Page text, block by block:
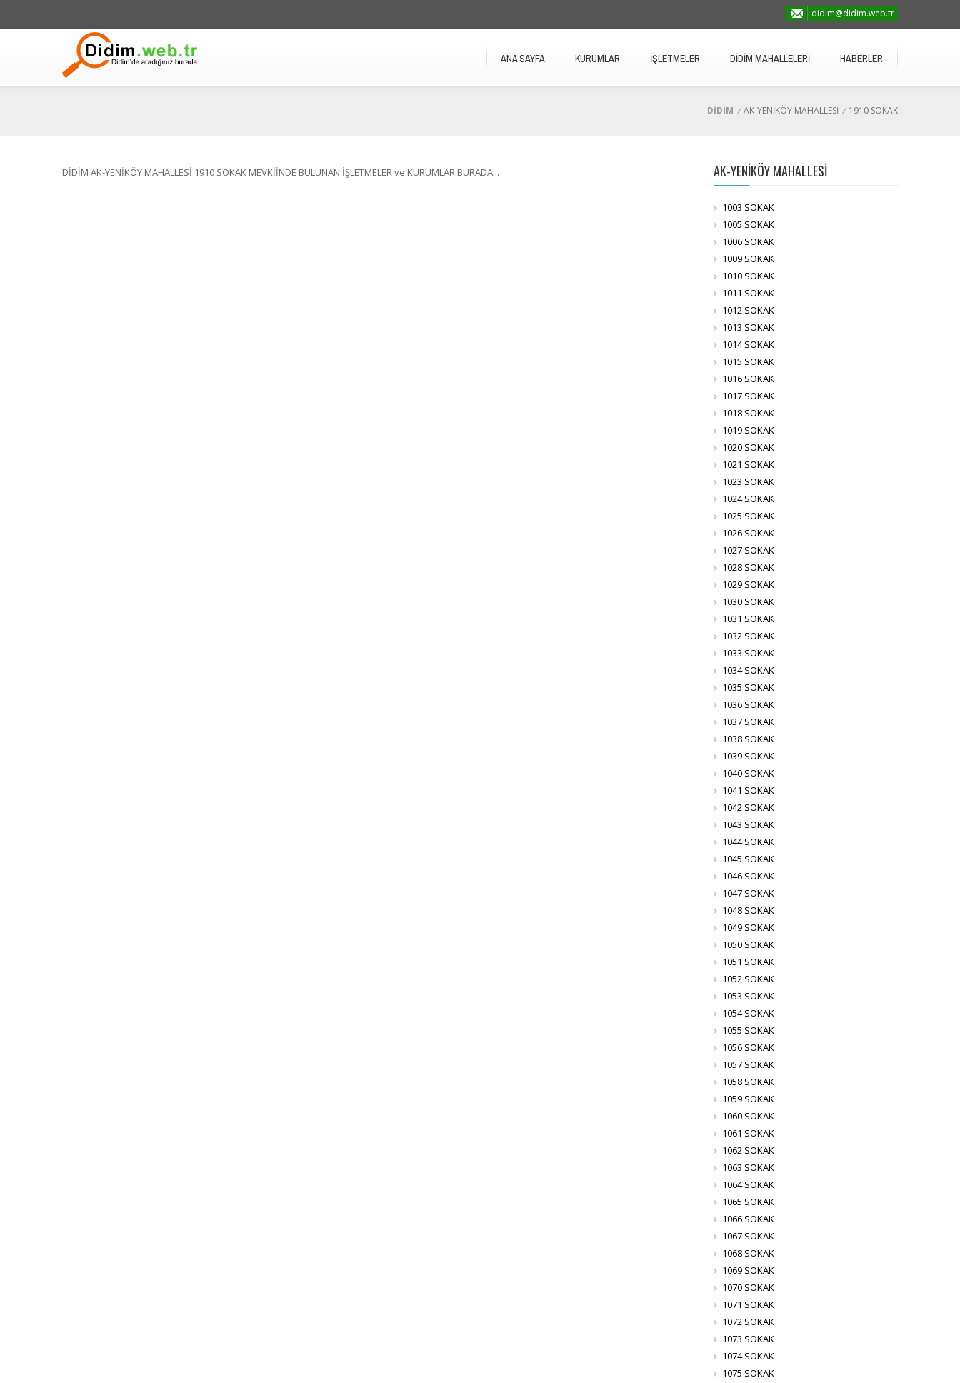
didim@didim.web.tr
ANA SAYFA KURUMLAR İŞLETMELER DİDİM MAHALLELERİ HABERLER
DİDİM /AK-YENİKÖY MAHALLESİ / 1910 SOKAK
DİDİM AK-YENİKÖY MAHALLESİ 1910 SOKAK MEVKİİNDE BULUNAN İŞLETMELER ve KURUMLAR BURADA... AK-YENİKÖY MAHALLESİ
1003 SOKAK
1005 SOKAK
1006 SOKAK
1009 SOKAK
1010 SOKAK
1011 SOKAK
1012 SOKAK
1013 SOKAK
1014 SOKAK
1015 SOKAK
1016 SOKAK
1017 SOKAK
1018 SOKAK
1019 SOKAK
1020 SOKAK
1021 SOKAK
1023 SOKAK
1024 SOKAK
1025 SOKAK
1026 SOKAK
1027 SOKAK
1028 SOKAK
1029 SOKAK
1030 SOKAK
1031 SOKAK
1032 SOKAK
1033 SOKAK
1034 SOKAK
1035 SOKAK
1036 SOKAK
1037 SOKAK
1038 SOKAK
1039 SOKAK
1040 SOKAK
1041 SOKAK
1042 SOKAK
1043 SOKAK
1044 SOKAK
1045 SOKAK
1046 SOKAK
1047 SOKAK
1048 SOKAK
1049 SOKAK
1050 SOKAK
1051 SOKAK
1052 SOKAK
1053 SOKAK
1054 SOKAK
1055 SOKAK
1056 SOKAK
1057 SOKAK
1058 SOKAK
1059 SOKAK
1060 SOKAK
1061 SOKAK
1062 SOKAK
1063 SOKAK
1064 SOKAK
1065 SOKAK
1066 SOKAK
1067 SOKAK
1068 SOKAK
1069 SOKAK
1070 SOKAK
1071 SOKAK
1072 SOKAK
1073 SOKAK
1074 SOKAK
1075 SOKAK